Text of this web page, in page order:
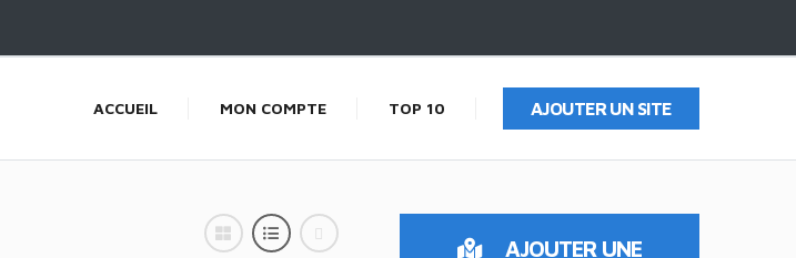
ACCUEIL MON COMPTE TOP 10 AJOUTER UN SITE
AJOUTER UNE